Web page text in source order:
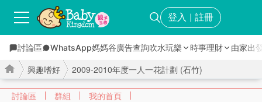
登入 ｜ 註冊
討論區 WhatsApp媽媽谷廣告查詢吹水玩樂 時事理財 由家出
討論區 群組 我的首頁
興趣嗜好 2009-2010年度一人一花計劃 (石竹)